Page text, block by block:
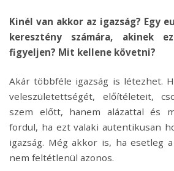
Kinél van akkor az igazság? Egy
keresztény számára, akinek
figyeljen? Mit kellene követni?
Akár többféle igazság is létezhet.
veleszületettségét, előítéleteit,
szem előtt, hanem alázattal és
fordul, ha ezt valaki autentikusan
igazság. Még akkor is, ha esetleg
nem feltétlenül azonos.